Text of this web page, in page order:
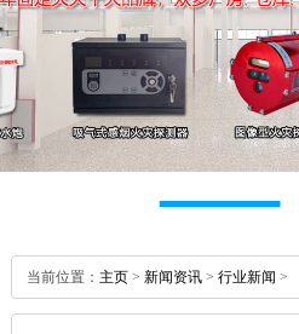
当前位置： 主页 > 新闻资讯 > 行业新闻 >